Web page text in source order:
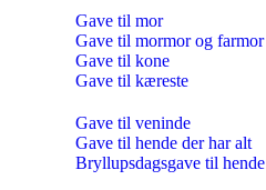
Gave til mor
Gave til mormor og farmor
Gave til kone
Gave til kæreste
Gave til veninde
Gave til hende der har alt
Bryllupsdagsgave til hende